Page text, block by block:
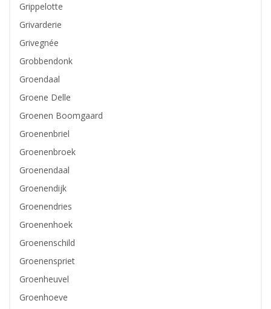
Grippelotte
Grivarderie
Grivegnée
Grobbendonk
Groendaal
Groene Delle
Groenen Boomgaard
Groenenbriel
Groenenbroek
Groenendaal
Groenendijk
Groenendries
Groenenhoek
Groenenschild
Groenenspriet
Groenheuvel
Groenhoeve